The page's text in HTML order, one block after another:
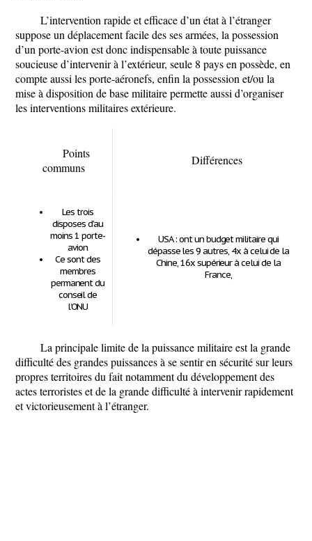
L’intervention rapide et efficace d’un état à l’étranger
suppose un déplacement facile des ses armées, la possession
d’un porte-avion est donc indispensable à toute puissance
soucieuse d’intervenir à l’extérieur, seule 8 pays en possède, en
compte aussi les porte-aéronefs, enfin la possession et/ou la
mise à disposition de base militaire permette aussi d’organiser
les interventions militaires extérieure.
Points
communs
Différences
Les trois
disposes d’au
moins 1 porte-
avion
Ce sont des
membres
permanent du
conseil de
l’ONU
USA : ont un budget militaire qui
dépasse les 9 autres, 4x à celui de la
Chine, 16x supérieur à celui de la
France,
La principale limite de la puissance militaire est la grande
difficulté des grandes puissances à se sentir en sécurité sur leurs
propres territoires du fait notamment du développement des
actes terroristes et de la grande difficulté à intervenir rapidement
et victorieusement à l’étranger.